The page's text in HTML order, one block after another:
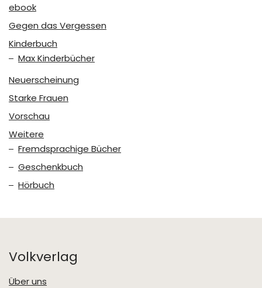
ebook
Gegen das Vergessen
Kinderbuch
Max Kinderbücher
Neuerscheinung
Starke Frauen
Vorschau
Weitere
Fremdsprachige Bücher
Geschenkbuch
Hörbuch
Volkverlag
Über uns